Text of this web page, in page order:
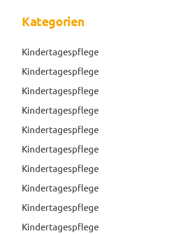
Kategorien
Kindertagespflege
Kindertagespflege
Kindertagespflege
Kindertagespflege
Kindertagespflege
Kindertagespflege
Kindertagespflege
Kindertagespflege
Kindertagespflege
Kindertagespflege